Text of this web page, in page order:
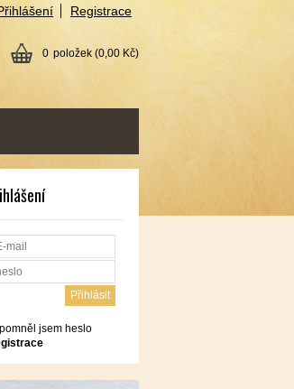
Registrace
0 položek (0,00 Kč)
jsem heslo